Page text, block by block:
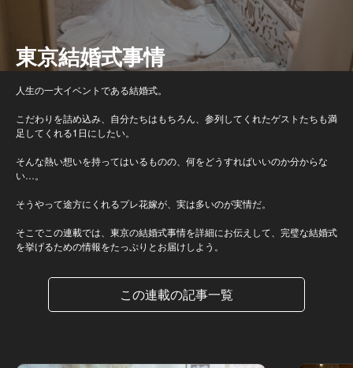
東京結婚式事情
人生の一大イベントである結婚式。
こだわりを詰め込み、自分たちはもちろん、参列してくれたゲストたちも満
足してくれる1日にしたい。
そんな熱い想いを持ってはいるものの、何をどうすればいいのか分からな
い…。
そうやって途方にくれるプレ花嫁が、実は多いのが実情だ。
そこでこの連載では、東京の結婚式事情を詳細にお伝えして、完璧な結婚式
を挙げるための情報をたっぷりとお届けしよう。
この連載の記事一覧